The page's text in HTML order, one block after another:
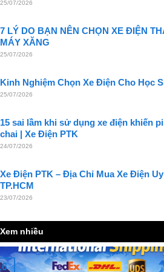
25/07/2026
7 LÝ DO BẠN NÊN CHỌN XE ĐIỆN
MÁY XĂNG
25/07/2026
Kinh Nghiệm Chọn Xe Điện Cho Học
25/07/2026
15 sai lầm khi sử dụng xe điện khiến
chai | Xe Điện PTK
24/07/2026
Xe Điện PTK – Địa Chỉ Mua Xe Điện
TP.HCM
23/07/2026
Xem nhiều